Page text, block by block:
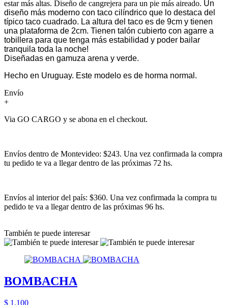
estar más altas. Diseño de cangrejera para un pie más aireado. Un
diseño más moderno con taco cilíndrico que lo destaca del
típico taco cuadrado. La altura del taco es de 9cm y tienen
una plataforma de 2cm. Tienen talón cubierto con agarre a
tobillera para que tenga más estabilidad y poder bailar
tranquila toda la noche!
Diseñadas en gamuza arena y verde.
Hecho en Uruguay. Este modelo es de horma normal.
Envío
+
Via GO CARGO y se abona en el checkout.
Envíos dentro de Montevideo: $243. Una vez confirmada la compra
tu pedido te va a llegar dentro de las próximas 72 hs.
Envíos al interior del país: $360. Una vez confirmada la compra tu
pedido te va a llegar dentro de las próximas 96 hs.
También te puede interesar
BOMBACHA
$ 1.100